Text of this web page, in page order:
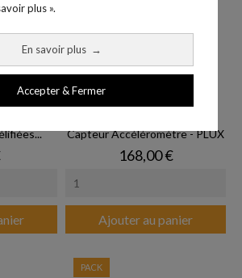
plus ».
En savoir plus →
Accepter & Fermer
Capteur Accéléromètre - PLUX
Prix
168,00 €
Ajouter au panier
PACK